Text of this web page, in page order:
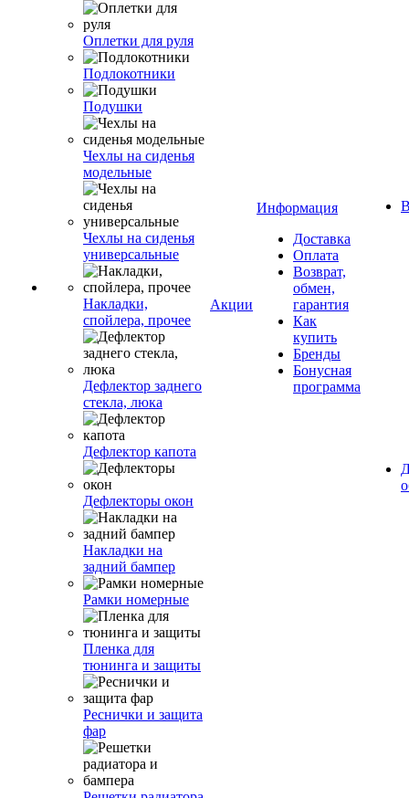
Оплетки для руля
Подлокотники
Подушки
Чехлы на сиденья
модельные
Чехлы на сиденья
универсальные
Накладки,
спойлера, прочее
Дефлектор заднего
стекла, люка
Дефлектор капота
Дефлекторы окон
Накладки на
задний бампер
Рамки номерные
Пленка для
тюнинга и защиты
Реснички и защита
фар
Акции
Информация
Доставка
Оплата
Возврат,
обмен,
гарантия
Как
купить
Бренды
Бонусная
программа